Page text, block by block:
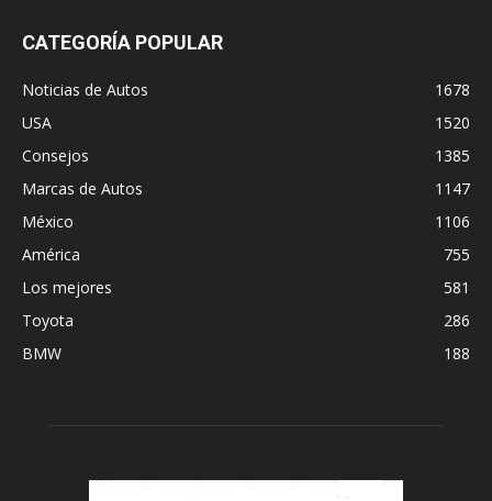
CATEGORÍA POPULAR
Noticias de Autos
1678
USA
1520
Consejos
1385
Marcas de Autos
1147
México
1106
América
755
Los mejores
581
Toyota
286
BMW
188